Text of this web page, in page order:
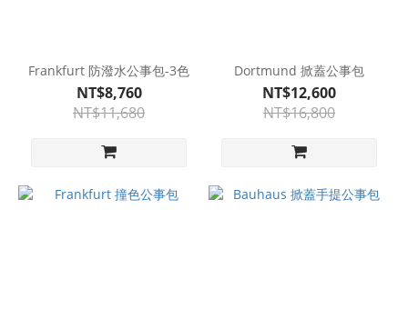
Frankfurt 防潑水公事包-3色
NT$8,760
NT$11,680
Dortmund 掀蓋公事包
NT$12,600
NT$16,800